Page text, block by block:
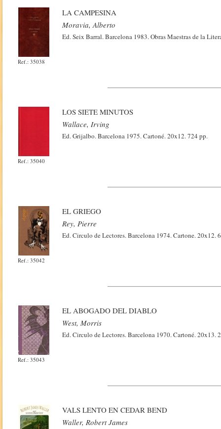
Ref.: 35038
LA CAMPESINA
Moravia, Alberto
Ed. Seix Barral. Barcelona 1983. Obras Maestras de la
Ref.: 35040
LOS SIETE MINUTOS
Wallace, Irving
Ed. Grijalbo. Barcelona 1975. Cartoné. 20x12. 724 pp.
Ref.: 35042
EL GRIEGO
Rey, Pierre
Ed. Circulo de Lectores. Barcelona 1974. Cartone. 20x12.
Ref.: 35043
EL ABOGADO DEL DIABLO
West, Morris
Ed. Circulo de Lectores. Barcelona 1970. Cartoné. 20x13.
VALS LENTO EN CEDAR BEND
Waller, Robert James